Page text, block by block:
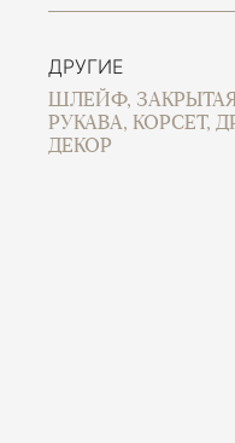
ДРУГИЕ
ШЛЕЙФ,
РУКАВА, КОРСЕТ,
ДЕКОР